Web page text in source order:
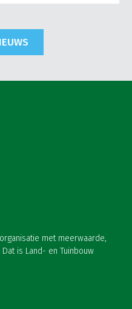
met meerwaarde,
is Land- en Tuinbouw